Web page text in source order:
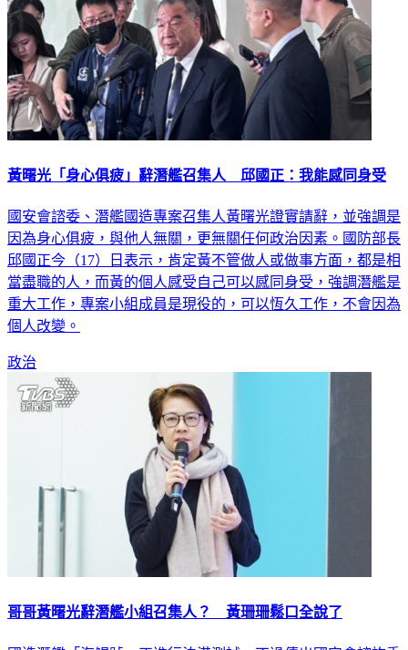
黃曙光「身心俱疲」辭潛艦召集人 邱國正：我能感同身受
國安會諮委、潛艦國造專案召集人黃曙光證實請辭，並強調是
因為身心俱疲，與他人無關，更無關任何政治因素。國防部長
邱國正今（17）日表示，肯定黃不管做人或做事方面，都是相
當盡職的人，而黃的個人感受自己可以感同身受，強調潛艦是
重大工作，專案小組成員是現役的，可以恆久工作，不會因為
個人改變。
政治
哥哥黃曙光辭潛艦小組召集人？ 黃珊珊鬆口全說了